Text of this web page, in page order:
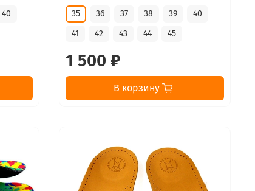
40
35 36 37 38 39
40
41
42 43 44 45
1 500 ₽
В корзину